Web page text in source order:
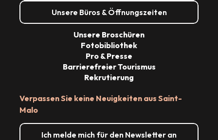
Unsere Büros & Öffnungszeiten
Verpassen Sie keine Neuigkeiten aus Saint-
Malo
Ich melde mich für den Newsletter an
Unsere Broschüren
Fotobibliothek
Pro & Presse
Barrierefreier Tourismus
Rekrutierung